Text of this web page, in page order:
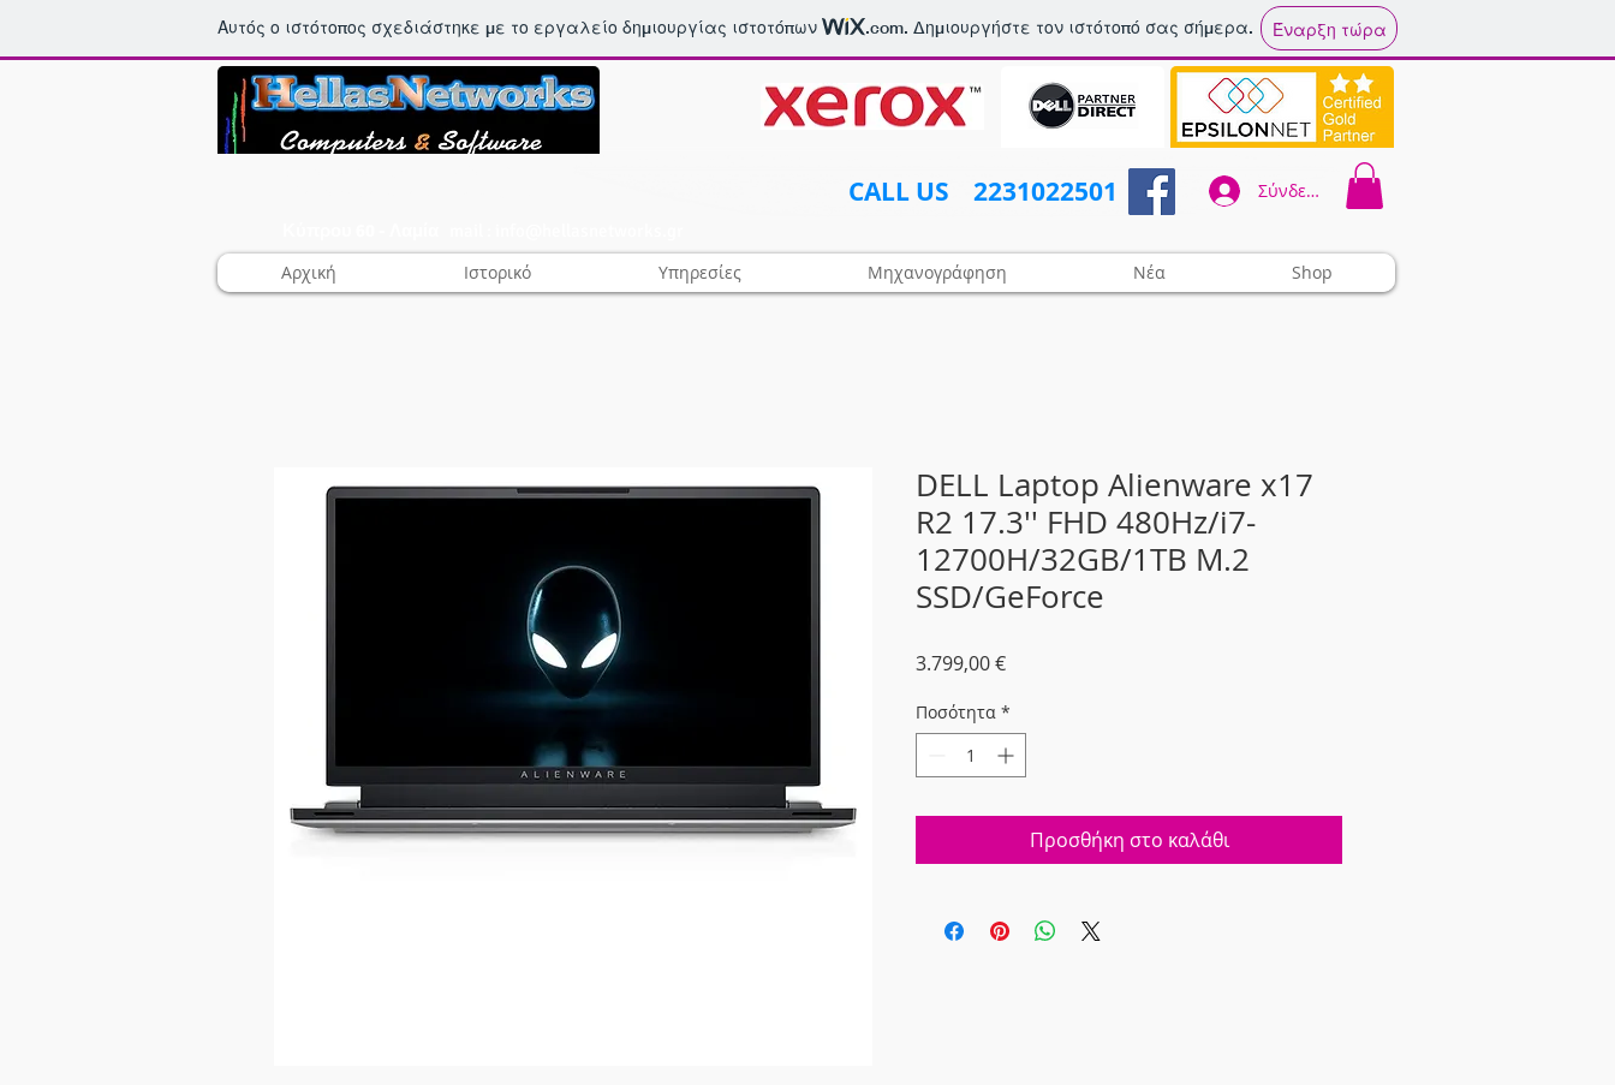
Αυτός ο ιστότοπος σχεδιάστηκε με το εργαλείο δημιουργίας ιστοτόπων .com. Δημιουργήστε τον ιστότοπό σας σήμερα. Έναρξη τώρα
CALL US​​ 2231022501 Σύνδεση
Αρχική Ιστορικό Υπηρεσίες Μηχανογράφηση Νέα Shop
DELL Laptop Alienware x17
R2 17.3'' FHD 480Hz/i7-
12700H/32GB/1TB M.2
SSD/GeForce
3.799,00 €Τιμή
Ποσότητα *
Προσθήκη στο καλάθι